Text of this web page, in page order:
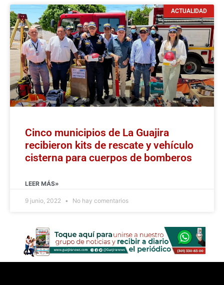
ACTUALIDAD
Cinco municipios de La Guajira
recibieron kits de rescate y vehículo
cisterna para cuerpos de bomberos
LEER MÁS»
9 junio, 2022 No hay comentarios